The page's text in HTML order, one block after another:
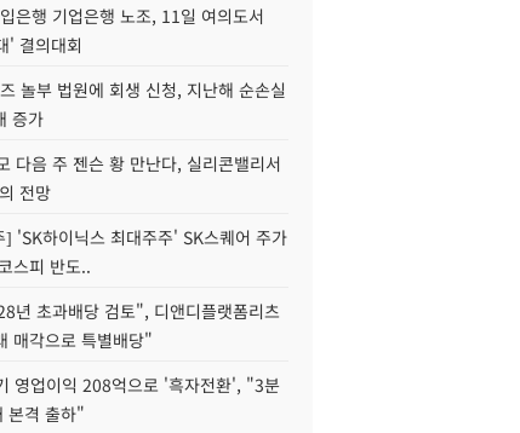
은행 기업은행 노조, 11일 여의도서
' 결의대회
놀부 법원에 회생 신청, 지난해 순손실
증가
다음 주 젠슨 황 만난다, 실리콘밸리서
전망
] 'SK하이닉스 최대주주' SK스퀘어 주가
스피 반도..
년 초과배당 검토", 디앤디플랫폼리츠
매각으로 특별배당"
영업이익 208억으로 '흑자전환', "3분
본격 출하"